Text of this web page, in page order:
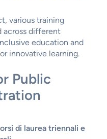
various training
across different
education and
innovative learning.
Public
di laurea triennali e